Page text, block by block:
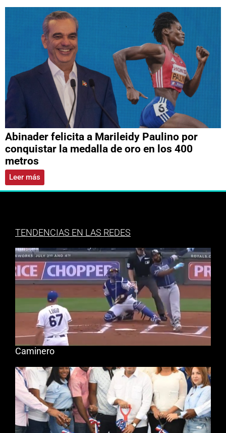
Abinader felicita a Marileidy Paulino por
conquistar la medalla de oro en los 400
metros
Leer más
TENDENCIAS EN LAS REDES
Caminero